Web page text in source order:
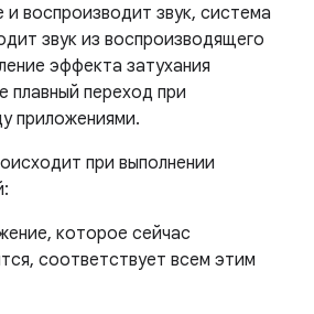
и воспроизводит звук, система
звук из воспроизводящего
эффекта затухания
плавный переход при
приложениями.
при выполнении
которое сейчас
соответствует всем этим